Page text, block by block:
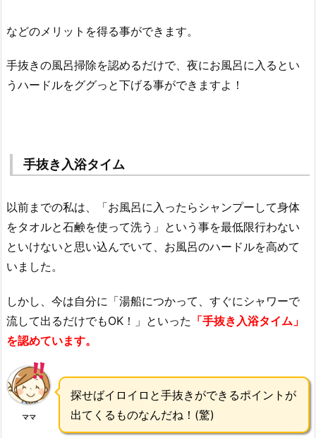
などのメリットを得る事ができます。
手抜きの風呂掃除を認めるだけで、夜にお風呂に入るとい
うハードルをググっと下げる事ができますよ！
手抜き入浴タイム
以前までの私は、「お風呂に入ったらシャンプーして身体
をタオルと石鹸を使って洗う」という事を最低限行わない
といけないと思い込んでいて、お風呂のハードルを高めて
いました。
しかし、今は自分に「湯船につかって、すぐにシャワーで
流して出るだけでもOK！」といった 「手抜き入浴タイム」
を認めています。
ママ
探せばイロイロと手抜きができるポイントが
出てくるものなんだね！(驚)